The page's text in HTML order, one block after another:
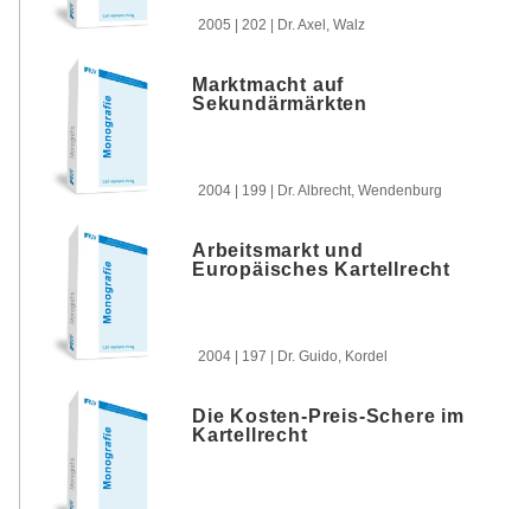
2005 | 202 | Dr. Axel, Walz
Marktmacht auf
Sekundärmärkten
2004 | 199 | Dr. Albrecht, Wendenburg
Arbeitsmarkt und
Europäisches Kartellrecht
2004 | 197 | Dr. Guido, Kordel
Die Kosten-Preis-Schere im
Kartellrecht